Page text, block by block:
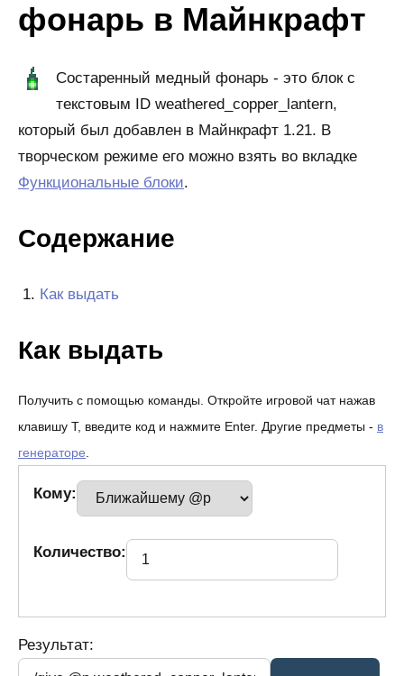
фонарь в Майнкрафт
Состаренный медный фонарь - это блок с
текстовым ID weathered_copper_lantern,
который был добавлен в Майнкрафт 1.21. В
творческом режиме его можно взять во вкладке
Функциональные блоки.
Содержание
Как выдать
Как выдать
Получить с помощью команды. Откройте игровой чат нажав
клавишу T, введите код и нажмите Enter. Другие предметы - в
генераторе.
Кому:
Количество:
Результат: